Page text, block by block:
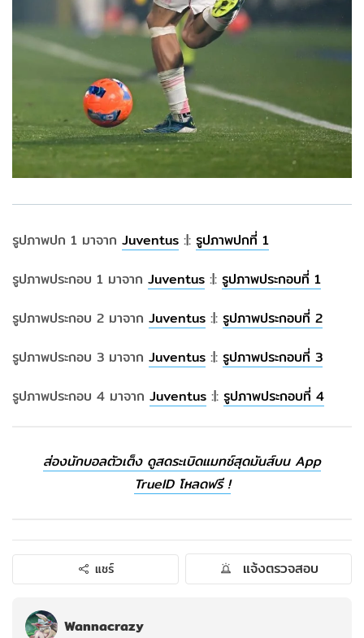
รูปภาพปก 1 มาจาก Juventus :|: รูปภาพปกที่ 1
รูปภาพประกอบ 1 มาจาก Juventus :|: รูปภาพประกอบที่ 1
รูปภาพประกอบ 2 มาจาก Juventus :|: รูปภาพประกอบที่ 2
รูปภาพประกอบ 3 มาจาก Juventus :|: รูปภาพประกอบที่ 3
รูปภาพประกอบ 4 มาจาก Juventus :|: รูปภาพประกอบที่ 4
ส่องนักบอลตัวเต็ง ดูสดระเบิดแมทช์สุดมันส์บน App
TrueID โหลดฟรี !
แชร์ แจ้งตรวจสอบ
Wannacrazy